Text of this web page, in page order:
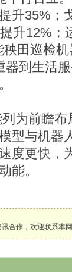
升35%；
升12%；
田巡检
到生活
为前瞻布
型与机器
度更快，
能。
作，欢迎联系本